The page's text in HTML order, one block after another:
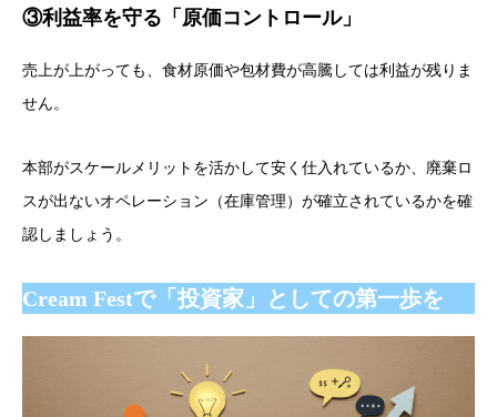
③利益率を守る「原価コントロール」
売上が上がっても、食材原価や包材費が高騰しては利益が残りま
せん。
本部がスケールメリットを活かして安く仕入れているか、廃棄ロ
スが出ないオペレーション（在庫管理）が確立されているかを確
認しましょう。
Cream Festで「投資家」としての第一歩を